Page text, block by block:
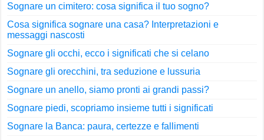
Sognare un cimitero: cosa significa il tuo sogno?
Cosa significa sognare una casa? Interpretazioni e
messaggi nascosti
Sognare gli occhi, ecco i significati che si celano
Sognare gli orecchini, tra seduzione e lussuria
Sognare un anello, siamo pronti ai grandi passi?
Sognare piedi, scopriamo insieme tutti i significati
Sognare la Banca: paura, certezze e fallimenti